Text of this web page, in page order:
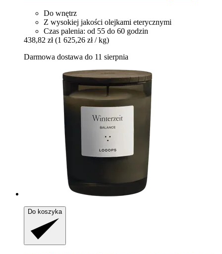
Do wnętrz
Z wysokiej jakości olejkami eterycznymi
Czas palenia: od 55 do 60 godzin
438,82 zł (1 625,26 zł / kg)
Darmowa dostawa do 11 sierpnia
Do koszyka